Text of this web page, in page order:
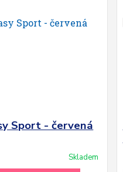
Sport - červená
Skladem